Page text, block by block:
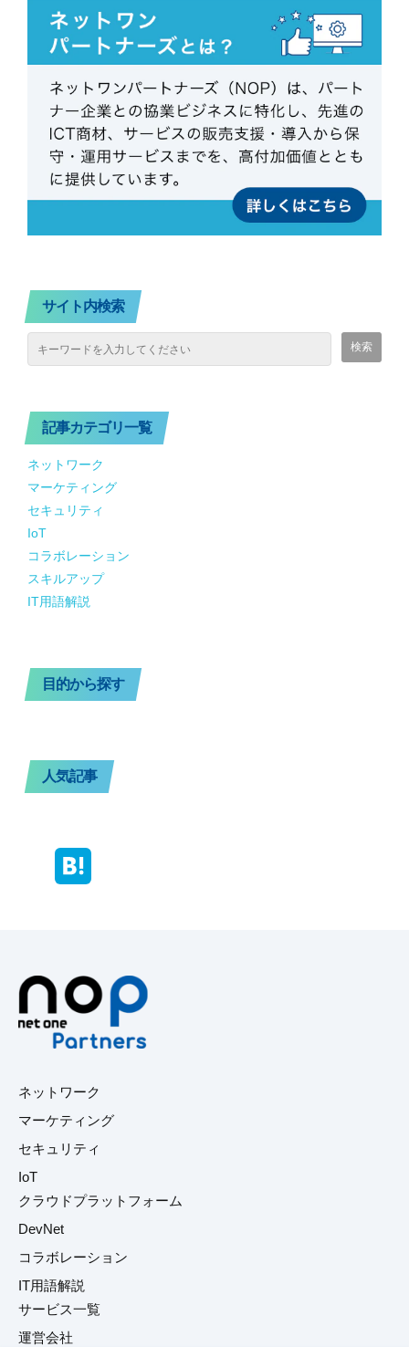
サイト内検索
記事カテゴリ一覧
ネットワーク
マーケティング
セキュリティ
IoT
コラボレーション
スキルアップ
IT用語解説
目的から探す
人気記事
ネットワーク
マーケティング
セキュリティ
IoT
クラウドプラットフォーム
DevNet
コラボレーション
IT用語解説
サービス一覧
運営会社